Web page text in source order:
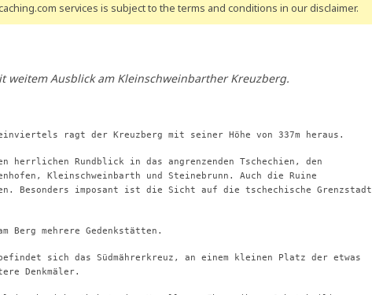
services is subject to the terms and conditions in our disclaimer.
weitem Ausblick am Kleinschweinbarther Kreuzberg.
ragt der Kreuzberg mit seiner Höhe von 337m heraus.
herrlichen Rundblick in das angrenzenden Tschechien, den
Kleinschweinbarth und Steinebrunn. Auch die Ruine
Besonders imposant ist die Sicht auf die tschechische Grenzstadt
Berg mehrere Gedenkstätten.
sich das Südmährerkreuz, an einem kleinen Platz der etwas
Denkmäler.